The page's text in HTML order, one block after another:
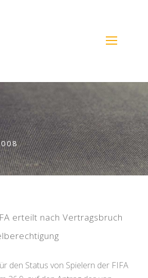
erteilt nach Vertragsbruch
den Status von Spielern der FIFA